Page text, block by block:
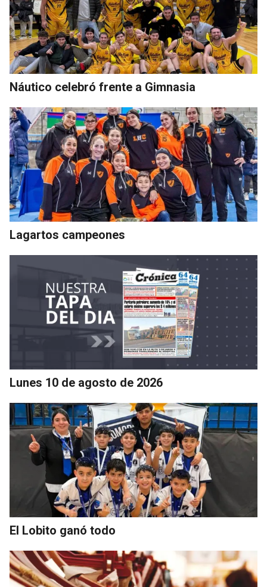
Náutico celebró frente a Gimnasia
Lagartos campeones
Lunes 10 de agosto de 2026
El Lobito ganó todo